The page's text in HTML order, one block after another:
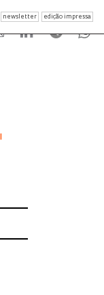
newsletter edição impressa